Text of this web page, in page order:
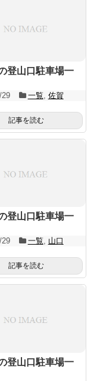
登山口駐車場一
29 一覧, 佐賀
記事を読む
登山口駐車場一
29 一覧, 山口
記事を読む
登山口駐車場一